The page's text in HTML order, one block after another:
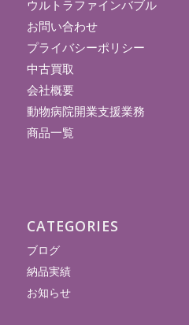
ウルトラファインバブル
お問い合わせ
プライバシーポリシー
中古買取
会社概要
動物病院開業支援業務
商品一覧
CATEGORIES
ブログ
納品実績
お知らせ